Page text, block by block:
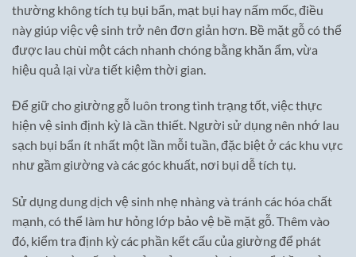
thường không tích tụ bụi bẩn, mạt bụi hay nấm mốc, điều
này giúp việc vệ sinh trở nên đơn giản hơn. Bề mặt gỗ có thể
được lau chùi một cách nhanh chóng bằng khăn ẩm, vừa
hiệu quả lại vừa tiết kiệm thời gian.
Để giữ cho giường gỗ luôn trong tình trạng tốt, việc thực
hiện vệ sinh định kỳ là cần thiết. Người sử dụng nên nhớ lau
sạch bụi bẩn ít nhất một lần mỗi tuần, đặc biệt ở các khu vực
như gầm giường và các góc khuất, nơi bụi dễ tích tụ.
Sử dụng dung dịch vệ sinh nhẹ nhàng và tránh các hóa chất
mạnh, có thể làm hư hỏng lớp bảo vệ bề mặt gỗ. Thêm vào
đó, kiểm tra định kỳ các phần kết cấu của giường để phát